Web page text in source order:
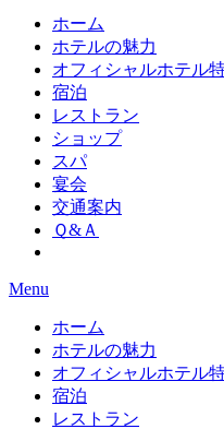
ホーム
ホテルの魅力
オフィシャルホテル
宿泊
レストラン
ショップ
スパ
宴会
交通案内
Ｑ&Ａ
Menu
ホーム
ホテルの魅力
オフィシャルホテル
宿泊
レストラン